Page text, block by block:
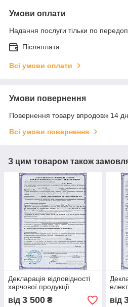
Умови оплати
Надання послуги тільки по
Післяплата
Всі умови оплати
Умови повернення
Повернення товару впродовж 14
Всі умови повернення
З цим товаром також
Декларація відповідності
харчової продукції
від 3 500 ₴ від